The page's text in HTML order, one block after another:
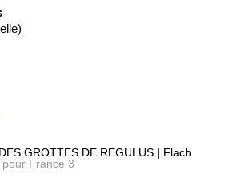
GROTTES DE REGULUS | Flach
France 3